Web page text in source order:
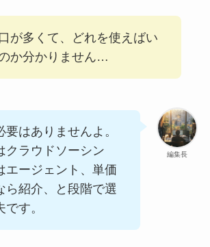
が多くて、どれを使えばい
か分かりません…
編集長
要はありませんよ。
クラウドソーシン
エージェント、単価
ら紹介、と段階で選
す。